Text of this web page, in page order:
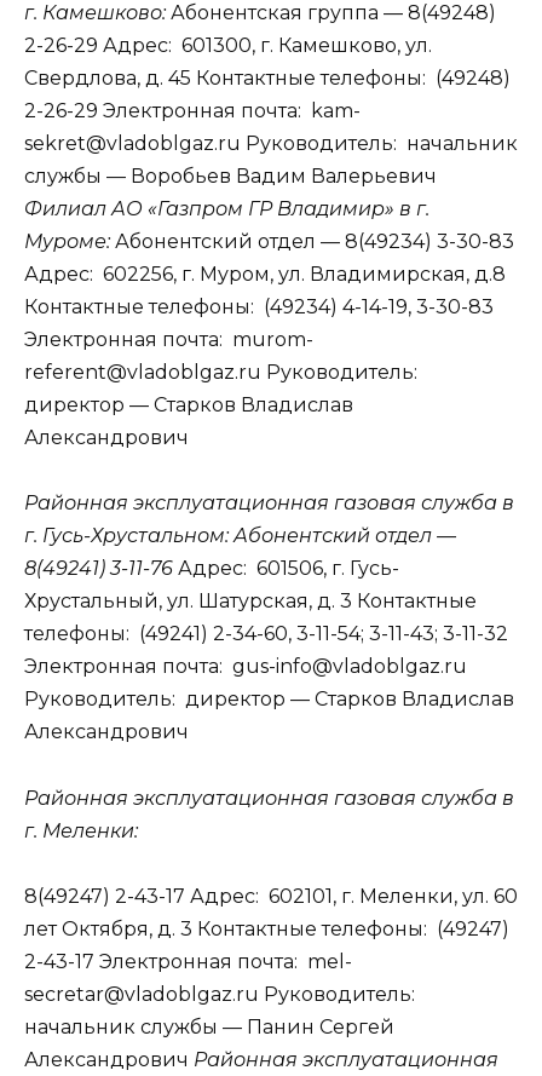
г. Камешково:Абонентская группа — 8(49248)
2-26-29 Адрес: 601300, г. Камешково, ул.
Свердлова, д. 45 Контактные телефоны: (49248)
2-26-29 Электронная почта: kam-
sekret@vladoblgaz.ru Руководитель: начальник
службы — Воробьев Вадим Валерьевич
Филиал АО «Газпром ГР Владимир» в г.
Муроме:Абонентский отдел — 8(49234) 3-30-83
Адрес: 602256, г. Муром, ул. Владимирская, д.8
Контактные телефоны: (49234) 4-14-19, 3-30-83
Электронная почта: murom-
referent@vladoblgaz.ru Руководитель:
директор — Старков Владислав
Александрович
Районная эксплуатационная газовая служба в
г. Гусь-Хрустальном: Абонентский отдел —
8(49241) 3-11-76 Адрес: 601506, г. Гусь-
Хрустальный, ул. Шатурская, д. 3 Контактные
телефоны: (49241) 2-34-60, 3-11-54; 3-11-43; 3-11-32
Электронная почта: gus-info@vladoblgaz.ru
Руководитель: директор — Старков Владислав
Александрович
Районная эксплуатационная газовая служба в
г. Меленки:
8(49247) 2-43-17 Адрес: 602101, г. Меленки, ул. 60
лет Октября, д. 3 Контактные телефоны: (49247)
2-43-17 Электронная почта: mel-
secretar@vladoblgaz.ru Руководитель:
начальник службы — Панин Сергей
Александрович Районная эксплуатационная